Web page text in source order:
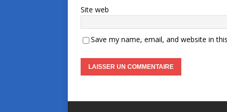
Site web
Save my name, email, and website in